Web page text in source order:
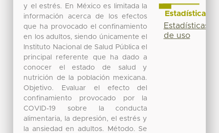
y el estrés. En México es limitada la
información acerca de los efectos
que ha provocado el confinamiento
en los adultos, siendo únicamente el
Instituto Nacional de Salud Pública el
principal referente que ha dado a
conocer el estado de salud y
nutrición de la población mexicana.
Objetivo. Evaluar el efecto del
confinamiento provocado por la
COVID-19 sobre la conducta
alimentaria, la depresión, el estrés y
la ansiedad en adultos. Método. Se
Estadísticas
Estadísticas
de uso